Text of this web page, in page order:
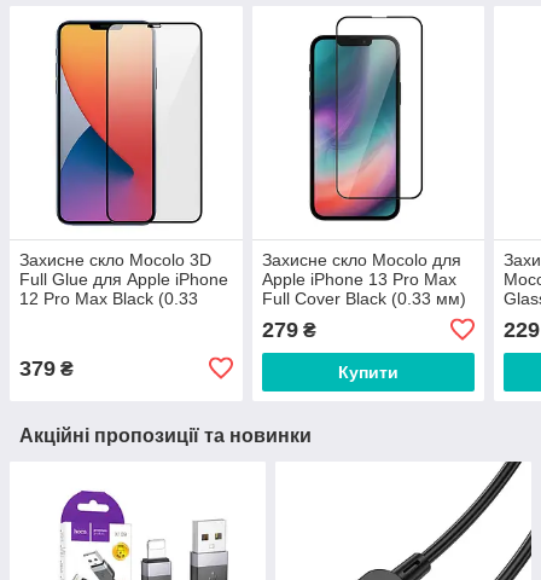
Захисне скло Mocolo 3D
Full Glue для Apple iPhone
12 Pro Max Black (0.33
379 ₴
Захисне скло Mocolo для
Apple iPhone 13 Pro Max
Full Cover Black (0.33 мм)
279₴
Купити
229
Акційні пропозиції та новинки